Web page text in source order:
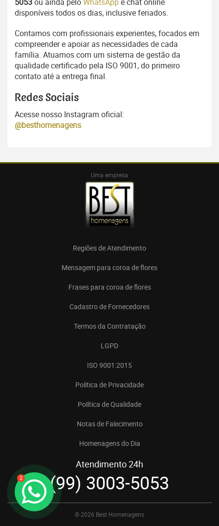
2
disponíveis todos os dias, inclusive feriados.
Contamos com profissionais experientes, focados em
compreender e apoiar as necessidades de cada
família. Atuamos com um sistema de gestão da
qualidade certificado pela ISO 9001, do primeiro
contato até a entrega final.
Redes Sociais
Acesse nosso Instagram oficial:
@besthomenagens
Uma empresa
Regiões de Atendimento
Mensagem para coroa de flores
Frases para coroa de flores
Cadastro de Fornecedores
Termos da Contratação
LGPD
ISO 9001:2015
Política de Privacidade
Política de Qualidade
Notas de Falecimento
Homenagens do Dia
Atendimento 24h
(99) 3003-5053
© 2026 Best Homenagens